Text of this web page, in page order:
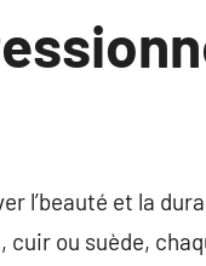
l’beauté et la
ou suède,